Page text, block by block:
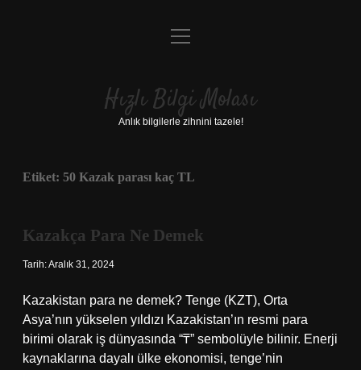
Anasayfa
Yasal Uyarı
menüyü
Hızlı Bilgi Molası
Anlık bilgilerle zihnini tazele!
Etiket: 50 Kazak parası kaç TL
Kazakça Para Ne Demek
Tarih: Aralık 31, 2024
Kazakistan para ne demek? Tenge (KZT), Orta
Asya’nın yükselen yıldızı Kazakistan’ın resmi para
birimi olarak iş dünyasında “₸” sembolüyle bilinir. Enerji
kaynaklarına dayalı ülke ekonomisi, tenge’nin